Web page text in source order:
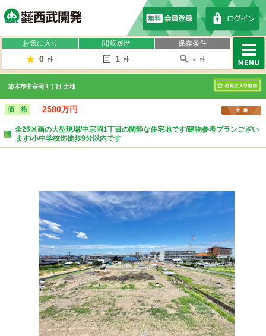
お気に入り
0 件
閲覧履歴
1 件
保存条件
- 件
MENU
志木市中宗岡１丁目 土地
お気に入り
価 格 2580万円
全26区画の大型現場/中宗岡1丁目の閑静な住宅地です/建物参考プランござい
ます/小中学校迄徒歩9分以内です